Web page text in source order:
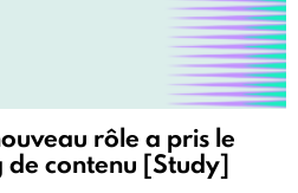
rôle a pris le
contenu [Study]